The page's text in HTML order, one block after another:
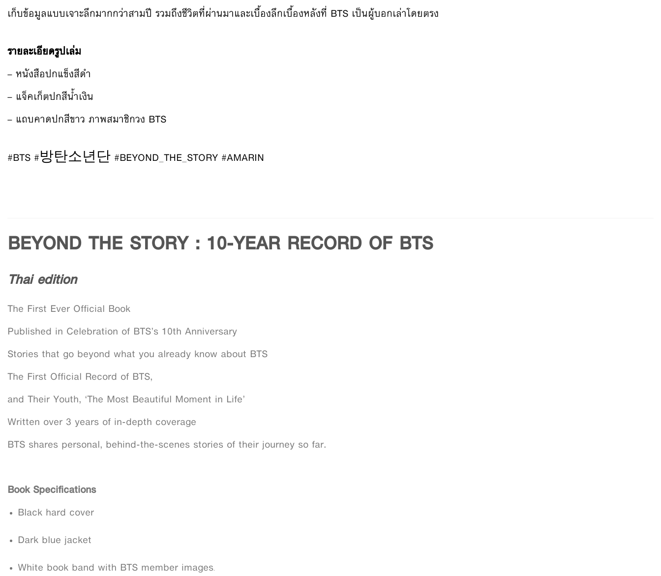
เก็บข้อมูลแบบเจาะลึกมากกว่าสามปี รวมถึงชีวิตที่ผ่านมาและเบื้องลึกเบื้องหลังที่ BTS เป็นผู้บอกเล่าโดยตรง
รายละเอียดรูปเล่ม
– หนังสือปกแข็งสีดำ
– แจ็คเก็ตปกสีน้ำเงิน
– แถบคาดปกสีขาว ภาพสมาชิกวง BTS
#BTS #방탄소년단 #BEYOND_THE_STORY #AMARIN
BEYOND THE STORY : 10-YEAR RECORD OF BTS
Thai edition
The First Ever Official Book
Published in Celebration of BTS’s 10th Anniversary
Stories that go beyond what you already know about BTS
The First Official Record of BTS,
and Their Youth, ‘The Most Beautiful Moment in Life’
Written over 3 years of in-depth coverage
BTS shares personal, behind-the-scenes stories of their journey so far.
Book Specifications
Black hard cover
Dark blue jacket
White book band with BTS member images.